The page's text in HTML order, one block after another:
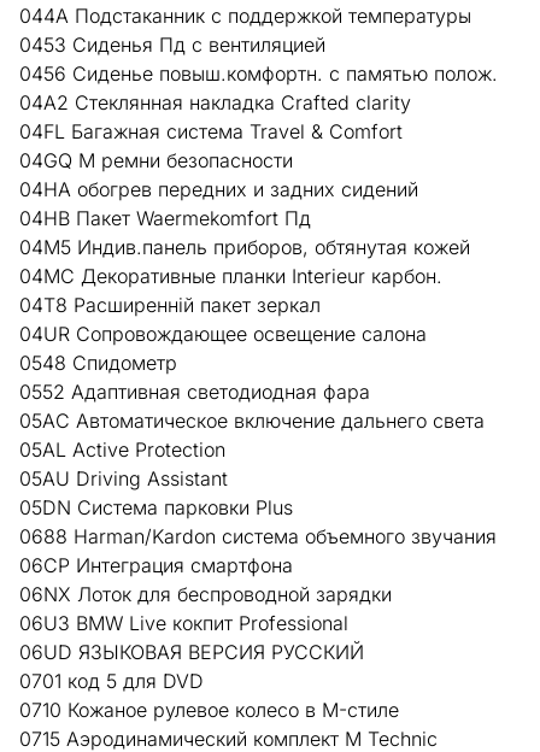
044A Подстаканник с поддержкой температуры
0453 Сиденья Пд с вентиляцией
0456 Сиденье повыш.комфортн. с памятью полож.
04A2 Стеклянная накладка Crafted clarity
04FL Багажная система Travel & Comfort
04GQ M ремни безопасности
04HA обогрев передних и задних сидений
04HB Пакет Waermekomfort Пд
04M5 Индив.панель приборов, обтянутая кожей
04MC Декоративные планки Interieur карбон.
04T8 Расширенній пакет зеркал
04UR Сопровождающее освещение салона
0548 Спидометр
0552 Адаптивная светодиодная фара
05AC Автоматическое включение дальнего света
05AL Active Protection
05AU Driving Assistant
05DN Система парковки Plus
0688 Harman/Kardon система объемного звучания
06CP Интеграция смартфона
06NX Лоток для беспроводной зарядки
06U3 BMW Live кокпит Professional
06UD ЯЗЫКОВАЯ ВЕРСИЯ РУССКИЙ
0701 код 5 для DVD
0710 Кожаное рулевое колесо в M-стиле
0715 Аэродинамический комплект M Technic